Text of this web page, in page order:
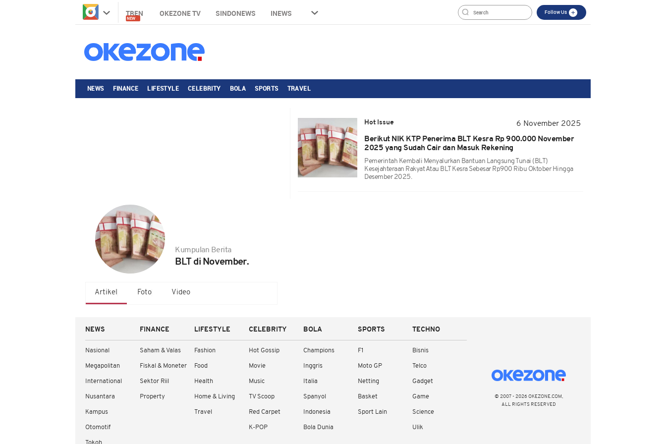
TREN
NEW
OKEZONE TV SINDONEWS INEWS Follow Us
NEWS FINANCE LIFESTYLE CELEBRITY BOLA SPORTS TRAVEL
Kumpulan Berita
BLT di November.
Artikel Foto Video
Hot Issue
6 November 2025
Berikut NIK KTP Penerima BLT Kesra Rp 900.000 November
2025 yang Sudah Cair dan Masuk Rekening
Pemerintah Kembali Menyalurkan Bantuan Langsung Tunai (BLT)
Kesejahteraan Rakyat Atau BLT Kesra Sebesar Rp900 Ribu Oktober Hingga
Desember 2025.
NEWS
Nasional
Megapolitan
International
Nusantara
Kampus
Otomotif
FINANCE
Saham & Valas
Fiskal & Moneter
Sektor Riil
Property
LIFESTYLE
Fashion
Food
Health
Home & Living
Travel
CELEBRITY
Hot Gossip
Movie
Music
TV Scoop
Red Carpet
K-POP
BOLA
Champions
Inggris
Italia
Spanyol
Indonesia
Bola Dunia
SPORTS
F1
Moto GP
Netting
Basket
Sport Lain
TECHNO
Bisnis
Telco
Gadget
Game
Science
Ulik
© 2007 - 2026 OKEZONE.COM,
ALL RIGHTS RESERVED